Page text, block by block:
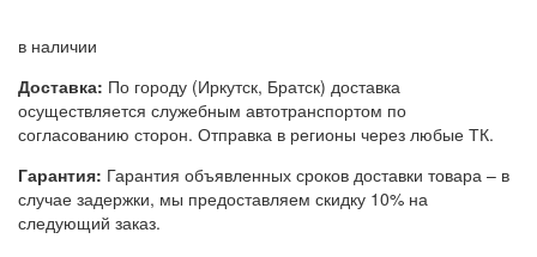
в наличии
Доставка: По городу (Иркутск, Братск) доставка
осуществляется служебным автотранспортом по
согласованию сторон. Отправка в регионы через любые ТК.
Гарантия: Гарантия объявленных сроков доставки товара – в
случае задержки, мы предоставляем скидку 10% на
следующий заказ.